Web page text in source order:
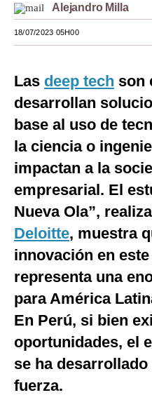
Mundo
EEUU
España
Internacional
Club del Suscriptor
Mix
G de Gestión
Podcast
Gestión TV
Videos
Fotogalerías
Alejandro Milla
18/07/2023 05H00
Las deep tech son
desarrollan
base al uso de
la ciencia o
impactan a la
empresarial. El
Nueva Ola”,
Deloitte, muestra
innovación en
representa una
para América
En Perú, si bien
oportunidades, el
se ha
fuerza.